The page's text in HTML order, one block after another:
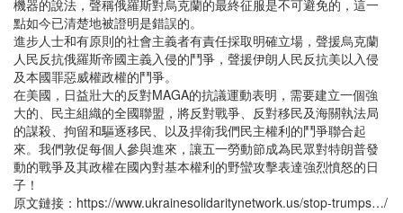
機器的說法，聲稱俄羅斯對烏克蘭的最終征服是不可避免的，這一
點如今已清楚地被證明是錯誤的。
進步人士和有原則的社會主義者有責任採取明確立場，聲援烏克蘭
人民反抗俄羅斯帝國主義入侵的鬥爭，聲援伊朗人民反抗美以入侵
及本國罪惡威權政權的鬥爭。
在美國，日益壯大的反對MAGA的抗議運動表明，需要建立一個強
大的、民主組織的全國聯盟，將反對戰爭、反對移民及海關執法局
的謀殺、拘留和驅逐移民、以及捍衛我們民主權利的鬥爭聯合起
來。我們敦促每個人參與進來，讓五一勞動節成為民眾對特朗普發
動的戰爭及其政權在國內對基本權利的野蠻攻擊表達強烈憤怒的日
子！
原文鏈接：https://www.ukrainesolidaritynetwork.us/stop-trumps…/